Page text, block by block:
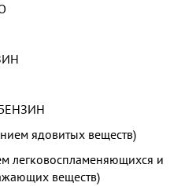
ядовитых веществ)
легковоспламеняющихся и
веществ)